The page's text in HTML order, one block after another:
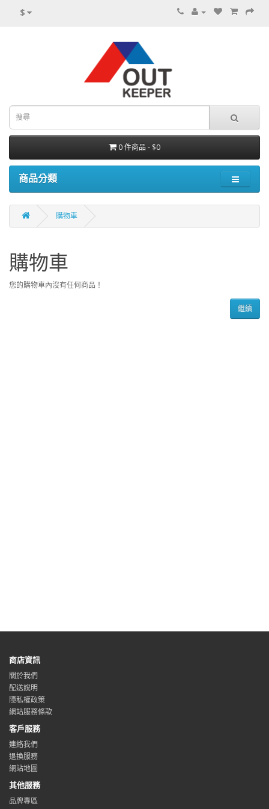
$
0 件商品 - $0
商品分類
購物車
購物車
您的購物車內沒有任何商品！
繼續
商店資訊
關於我們
配送說明
隱私權政策
網站服務條款
客戶服務
連絡我們
退換服務
網站地圖
其他服務
品牌專區